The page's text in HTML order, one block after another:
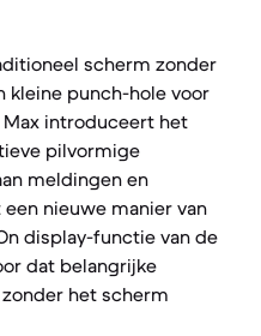
scherm zonder
kleine punch-hole voor
Max introduceert het
pilvormige
meldingen en
nieuwe manier van
display-functie van de
dat belangrijke
het scherm